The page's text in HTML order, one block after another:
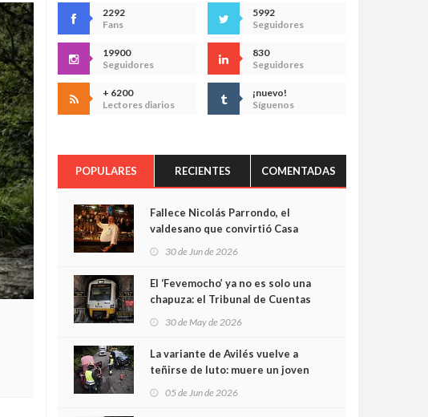
2292
Fans
5992
Seguidores
19900
Seguidores
830
Seguidores
+ 6200
Lectores diarios
¡nuevo!
Síguenos
POPULARES RECIENTES COMENTADAS
Fallece Nicolás Parrondo, el
valdesano que convirtió Casa
30 de Jun de 2026
El ‘Fevemocho’ ya no es solo una
chapuza: el Tribunal de Cuentas
sobrecoste de los trenes que no
cabían por los túneles
30 de May de 2026
La variante de Avilés vuelve a
teñirse de luto: muere un joven
05 de Jun de 2026